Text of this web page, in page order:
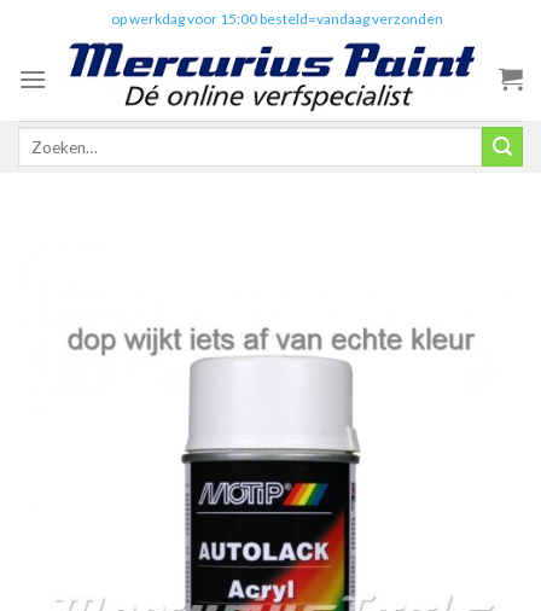
content
op werkdag voor 15:00 besteld=vandaag verzonden
Zoeken